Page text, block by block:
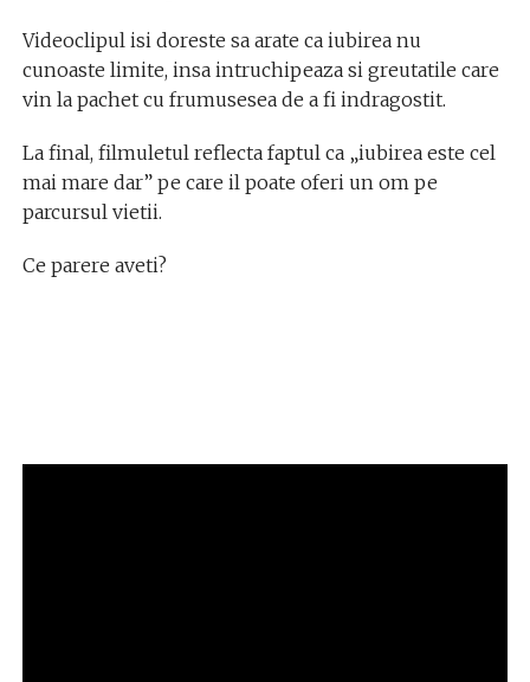
Videoclipul isi doreste sa arate ca iubirea nu
cunoaste limite, insa intruchipeaza si greutatile care
vin la pachet cu frumusesea de a fi indragostit.
La final, filmuletul reflecta faptul ca „iubirea este cel
mai mare dar” pe care il poate oferi un om pe
parcursul vietii.
Ce parere aveti?